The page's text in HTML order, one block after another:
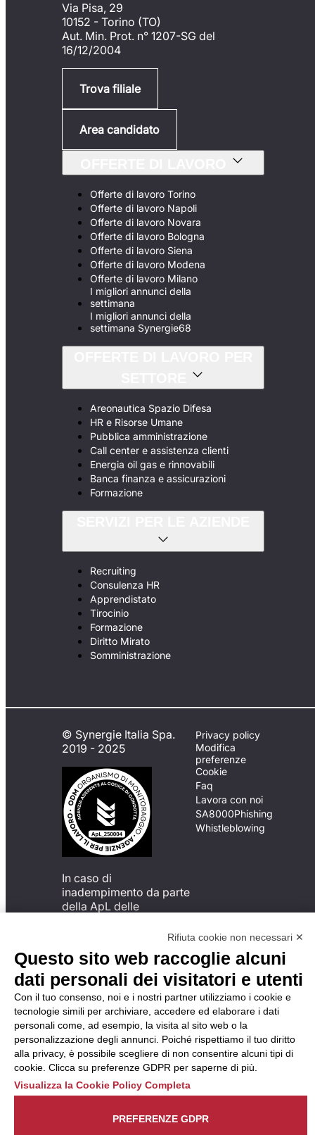
Via Pisa, 29
10152 - Torino (TO)
Aut. Min. Prot. n° 1207-SG del
16/12/2004
Trova filiale
Area candidato
Offerte di lavoro Torino
Offerte di lavoro Napoli
Offerte di lavoro Novara
Offerte di lavoro Bologna
Offerte di lavoro Siena
Offerte di lavoro Modena
Offerte di lavoro Milano
I migliori annunci della
settimana
I migliori annunci della
settimana Synergie68
Areonautica Spazio Difesa
HR e Risorse Umane
Pubblica amministrazione
Call center e assistenza clienti
Energia oil gas e rinnovabili
Banca finanza e assicurazioni
Formazione
Recruiting
Consulenza HR
Apprendistato
Tirocinio
Formazione
Diritto Mirato
Somministrazione
© Synergie Italia Spa.
2019 - 2025
In caso di
inadempimento da parte
della ApL delle
del Codice di Condotta, è
possibile presentare un
reclamo
all’Organismo di
Monitoraggio utilizzando
una delle modalità
descritte al seguente
indirizzo web
https://odm-
agenzielavoro.it/reclami/ .
Privacy policy
Modifica
preferenze
Cookie
Faq
Lavora con noi
SA8000Phishing
Whistleblowing
Rifiuta cookie non necessari ✕
Questo sito web raccoglie alcuni
dati personali dei visitatori e utenti
Con il tuo consenso, noi e i nostri partner utilizziamo i cookie e
tecnologie simili per archiviare, accedere ed elaborare i dati
personali come, ad esempio, la visita al sito web o la
personalizzazione degli annunci. Poiché rispettiamo il tuo diritto
alla privacy, è possibile scegliere di non consentire alcuni tipi di
cookie. Clicca su preferenze GDPR per saperne di più.
Visualizza la Cookie Policy Completa
PREFERENZE GDPR